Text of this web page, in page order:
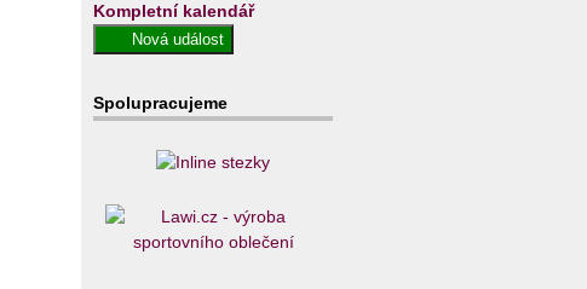
Kompletní kalendář
Spolupracujeme